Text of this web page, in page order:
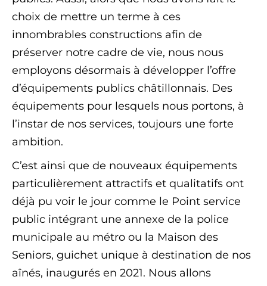
choix de mettre un terme à ces
innombrables constructions afin de
préserver notre cadre de vie, nous nous
employons désormais à développer l’offre
d’équipements publics châtillonnais. Des
équipements pour lesquels nous portons, à
l’instar de nos services, toujours une forte
ambition.
C’est ainsi que de nouveaux équipements
particulièrement attractifs et qualitatifs ont
déjà pu voir le jour comme le Point service
public intégrant une annexe de la police
municipale au métro ou la Maison des
Seniors, guichet unique à destination de nos
aînés, inaugurés en 2021. Nous allons